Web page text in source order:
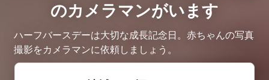
のカメラマンがいます
ハーフバースデーは大切な成長記念日。赤ちゃんの写真
撮影をカメラマンに依頼しましょう。